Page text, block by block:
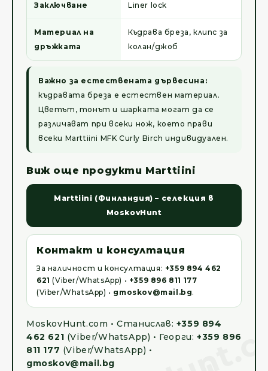
Заключване Liner lock
Материал на
дръжката
Къдрава бреза, клипс за
колан/джоб
Важно за естествената дървесина:
къдравата бреза е естествен материал.
Цветът, тонът и шарката могат да се
различават при всеки нож, което прави
всеки Marttiini MFK Curly Birch индивидуален.
Виж още продукти Marttiini
Marttiini (Финландия) – селекция в
MoskovHunt
Контакт и консултация
За наличност и консултация: +359 894 462
621 (Viber/WhatsApp) • +359 896 811 177
(Viber/WhatsApp) • gmoskov@mail.bg.
MoskovHunt.com • Станислав: +359 894
462 621 (Viber/WhatsApp) • Георги:+359 896
811 177 (Viber/WhatsApp) •
gmoskov@mail.bg